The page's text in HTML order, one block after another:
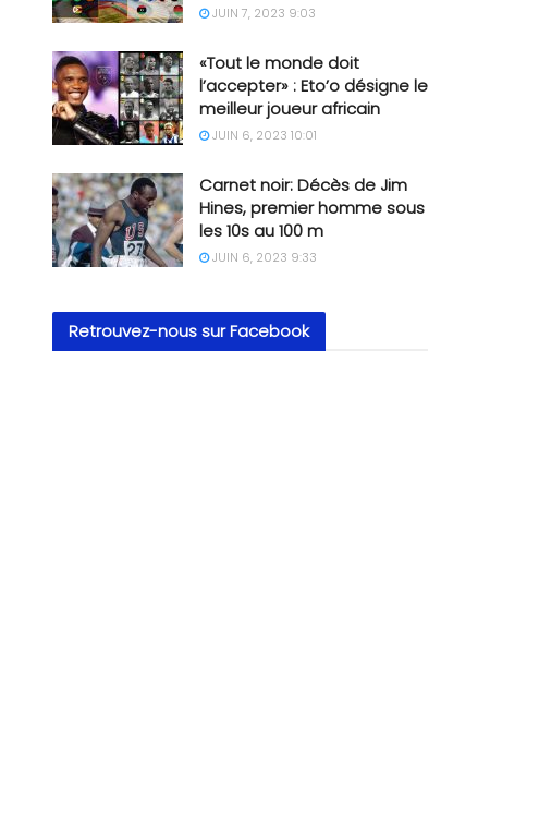
JUIN 7, 2023 9:03
«Tout le monde doit
l’accepter» : Eto’o désigne le
meilleur joueur africain
JUIN 6, 2023 10:01
Carnet noir: Décès de Jim
Hines, premier homme sous
les 10s au 100 m
JUIN 6, 2023 9:33
Retrouvez-nous sur Facebook